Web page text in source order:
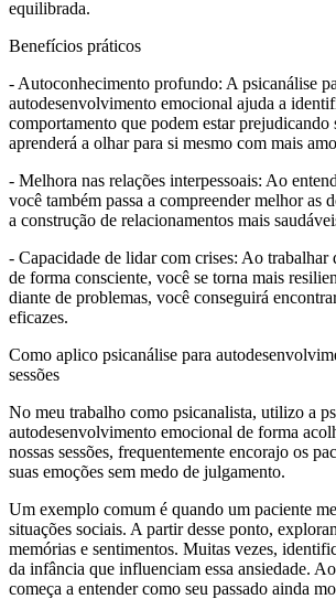
equilibrada.
Benefícios práticos
- Autoconhecimento profundo: A psicanálise
autodesenvolvimento emocional ajuda a
comportamento que podem estar prejudicando
aprenderá a olhar para si mesmo com mais
- Melhora nas relações interpessoais: Ao
você também passa a compreender melhor as
a construção de relacionamentos mais
- Capacidade de lidar com crises: Ao trabalhar
de forma consciente, você se torna mais
diante de problemas, você conseguirá
eficazes.
Como aplico psicanálise para
sessões
No meu trabalho como psicanalista, utilizo a
autodesenvolvimento emocional de forma
nossas sessões, frequentemente encorajo os
suas emoções sem medo de julgamento.
Um exemplo comum é quando um paciente
situações sociais. A partir desse ponto,
memórias e sentimentos. Muitas vezes,
da infância que influenciam essa ansiedade.
começa a entender como seu passado ainda